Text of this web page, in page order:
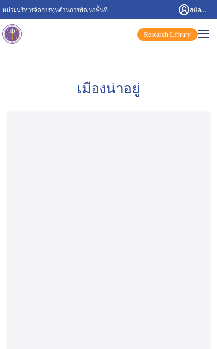
หน่วยบริหารจัดการทุนด้านการพัฒนาพื้นที่
Research Library
เมืองน่าอยู่